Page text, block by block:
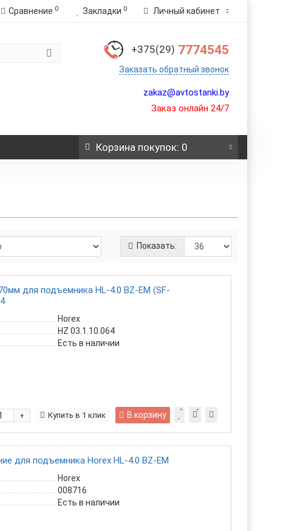
Сравнение 0 Закладки 0 Личный кабинет
+375(29) 7774545
Заказать обратный звонок
zakaz@avtostanki.by
Заказ онлайн 24/7
Корзинапокупок: 0
Показать:
для подъемника HL-4.0 BZ-EM (SF-
Horex
HZ 03.1.10.064
Есть в наличии
+ В корзину
Купить в 1 клик
для подъемника Horex HL-4.0 BZ-EM
Horex
008716
Есть в наличии